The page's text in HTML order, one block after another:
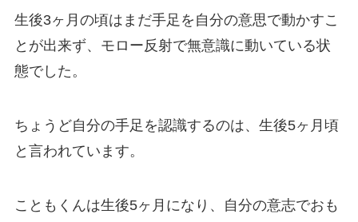
生後3ヶ月の頃はまだ手足を自分の意思で動かすこ
とが出来ず、モロー反射で無意識に動いている状
態でした。
ちょうど自分の手足を認識するのは、生後5ヶ月頃
と言われています。
こともくんは生後5ヶ月になり、自分の意志でおも